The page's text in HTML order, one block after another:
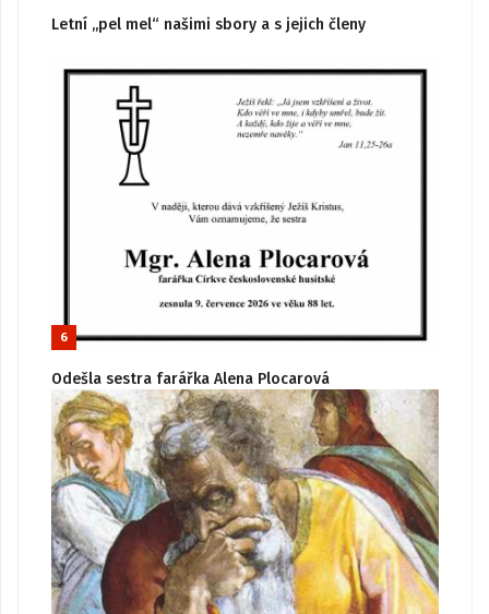
Letní „pel mel“ našimi sbory a s jejich členy
6
Odešla sestra farářka Alena Plocarová